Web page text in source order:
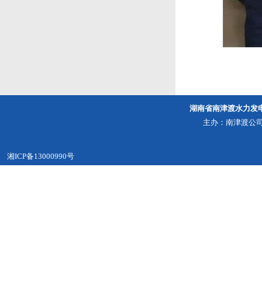
湖南省南津渡水力发
主办：南津渡公
湘ICP备13000990号